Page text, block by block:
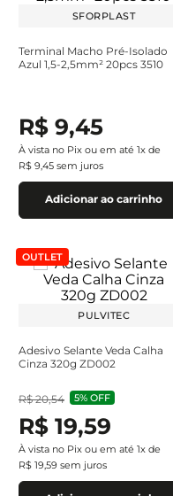
SFORPLAST
Terminal Macho Pré-Isolado
Azul 1,5-2,5mm² 20pcs 3510
R$ 9,45
À vista no Pix ou em até 1x de
R$ 9,45 sem juros
Adicionar ao carrinho
OUTLET
PULVITEC
Adesivo Selante Veda Calha
Cinza 320g ZD002
R$ 20,54 5% OFF
R$ 19,59
À vista no Pix ou em até 1x de
R$ 19,59 sem juros